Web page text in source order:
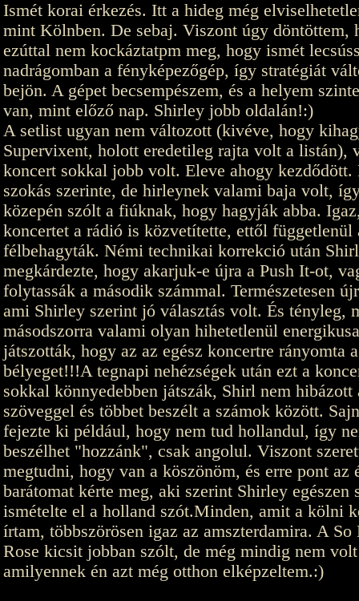
Ismét korai érkezés. Itt a hideg még
mint Kölnben. De sebaj. Viszont úgy döntöttem,
ezúttal nem kockáztatpm meg, hogy ismét
nadrágomban a fényképezőgép, így stratégiát
bejön. A gépet becsempészem, és a helyem
van, mint előző nap. Shirley jobb oldalán!:)
A setlist ugyan nem változott (kivéve, hogy
Supervixent, holott eredetileg rajta volt a listán),
koncert sokkal jobb volt. Eleve ahogy kezdődött.
szokás szerinte, de hirleynek valami baja volt,
közepén szólt a fiúknak, hogy hagyják abba.
koncertet a rádió is közvetítette, ettől függetlenül
félbehagyták. Némi technikai korrekció után
megkárdezte, hogy akarjuk-e újra a Push It-ot,
folytassák a második számmal. Természetesen
ami Shirley szerint jó választás volt. És tényleg,
másodszorra valami olyan hihetetlenül
játszották, hogy az az egész koncertre rányomta a
bélyeget!!!A tegnapi nehézségek után ezt a
sokkal könnyedebben játszák, Shirl nem hibázott
szöveggel és többet beszélt a számok között.
fejezte ki például, hogy nem tud hollandul, így
beszélhet "hozzánk", csak angolul. Viszont
megtudni, hogy van a köszönöm, és erre pont az
barátomat kérte meg, aki szerint Shirley egészen
ismételte el a holland szót.Minden, amit a kölni
írtam, többszörösen igaz az amszterdamira. A
Rose kicsit jobban szólt, de még mindig nem
amilyennek én azt még otthon elképzeltem.:)